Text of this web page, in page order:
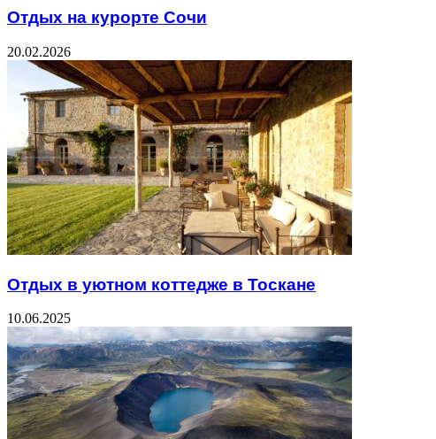
Отдых на курорте Сочи
20.02.2026
Отдых в уютном коттедже в Тоскане
10.06.2025